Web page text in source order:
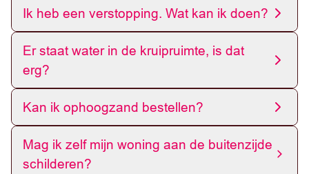
Ik heb een verstopping. Wat kan ik doen?
Er staat water in de kruipruimte, is dat
erg?
Kan ik ophoogzand bestellen?
Mag ik zelf mijn woning aan de buitenzijde
schilderen?